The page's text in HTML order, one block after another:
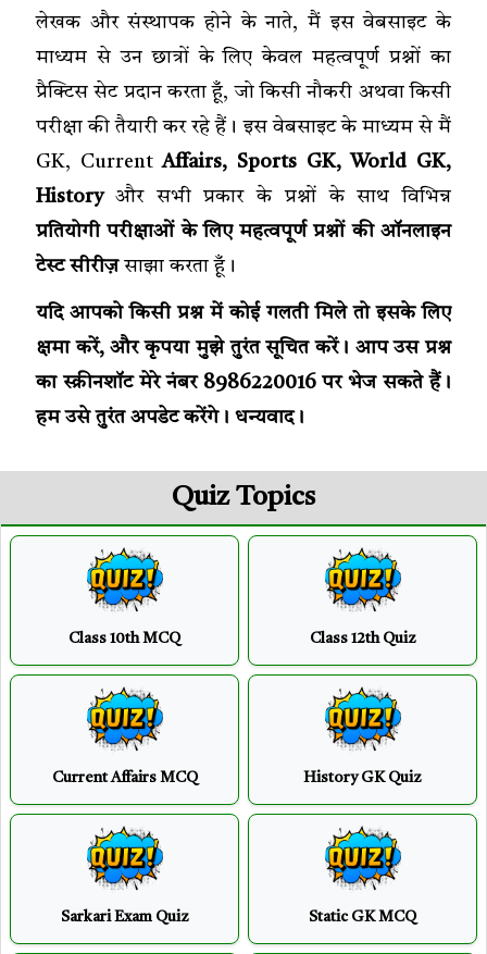
लेखक और संस्थापक होने के नाते, मैं इस वेबसाइट के
माध्यम से उन छात्रों के लिए केवल महत्वपूर्ण प्रश्नों का
प्रैक्टिस सेट प्रदान करता हूँ, जो किसी नौकरी अथवा किसी
परीक्षा की तैयारी कर रहे हैं। इस वेबसाइट के माध्यम से मैं
GK, CurrentAffairs, Sports GK, World GK,
Historyऔर सभी प्रकार के प्रश्नों के साथ विभिन्न
प्रतियोगी परीक्षाओं के लिए महत्वपूर्ण प्रश्नों की ऑनलाइन
टेस्ट सीरीज़साझा करता हूँ।
यदि आपको किसी प्रश्न में कोई गलती मिले तो इसके लिए
क्षमा करें, और कृपया मुझे तुरंत सूचित करें। आप उस प्रश्न
का स्क्रीनशॉट मेरे नंबर 8986220016 पर भेज सकते हैं।
हम उसे तुरंत अपडेट करेंगे। धन्यवाद।
Quiz Topics
Class 10th MCQ Class 12th Quiz
Current Affairs MCQ History GK Quiz
Sarkari Exam Quiz Static GK MCQ